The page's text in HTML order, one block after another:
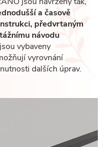
a časově
předvrtaným
návodu
vybaveny
vyrovnání
dalších úprav.